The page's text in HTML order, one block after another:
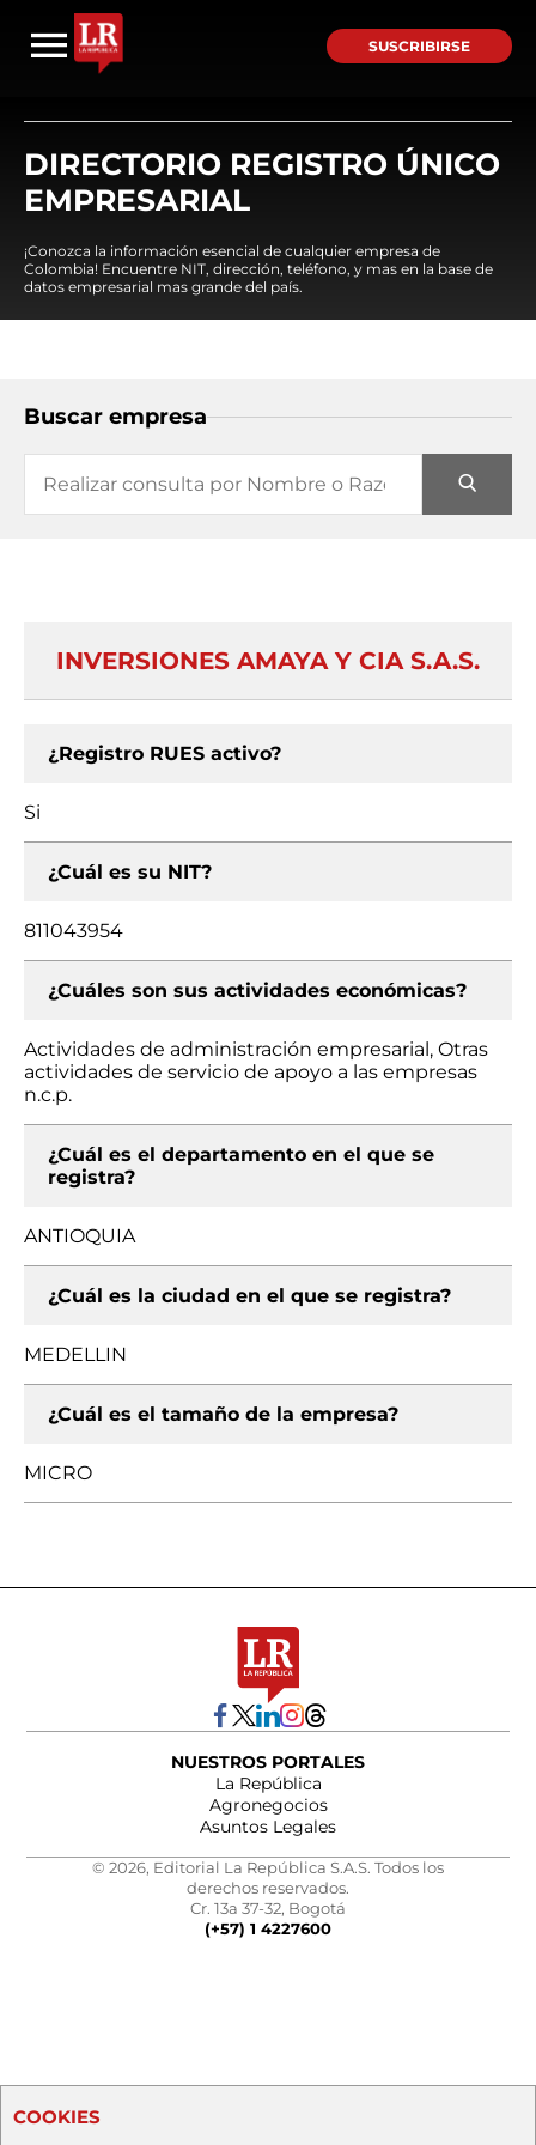
SUSCRIBIRSE
DIRECTORIO REGISTRO ÚNICO
EMPRESARIAL
¡Conozca la información esencial de cualquier empresa de
Colombia! Encuentre NIT, dirección, teléfono, y mas en la base de
datos empresarial mas grande del país.
Buscar empresa
INVERSIONES AMAYA Y CIA S.A.S.
¿Registro RUES activo?
Si
¿Cuál es su NIT?
811043954
¿Cuáles son sus actividades económicas?
Actividades de administración empresarial, Otras
actividades de servicio de apoyo a las empresas
n.c.p.
¿Cuál es el departamento en el que se
registra?
ANTIOQUIA
¿Cuál es la ciudad en el que se registra?
MEDELLIN
¿Cuál es el tamaño de la empresa?
MICRO
NUESTROS PORTALES
La República
Agronegocios
Asuntos Legales
© 2026, Editorial La República S.A.S. Todos los
derechos reservados.
Cr. 13a 37-32, Bogotá
(+57) 1 4227600
COOKIES